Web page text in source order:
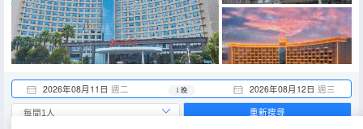
2026年08月11日 週二 2026年08月12日 週三
1 晚
重新搜尋